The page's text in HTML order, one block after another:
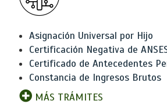
Asignación Universal por Hijo
Certificación Negativa de
Certificado de Antecedentes
Constancia de Ingresos Brutos
MÁS TRÁMITES